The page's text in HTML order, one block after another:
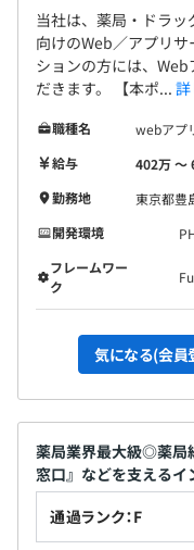
当社は、薬局・ドラ
向けのWeb／アプリ
ションの方には、
だきます。 【本ポ... 詳
職種名
webアプ
給与
402万 〜
勤務地
東京都豊
開発環境
フレームワー
ク
気になる(会員
薬局業界最大級◎薬局
窓口』などを支えるイ
通過ランク：F